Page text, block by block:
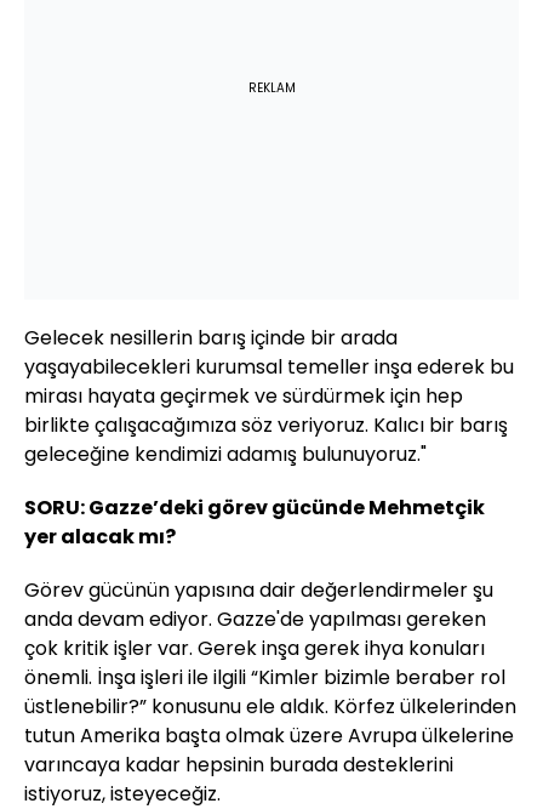
REKLAM
Gelecek nesillerin barış içinde bir arada
yaşayabilecekleri kurumsal temeller inşa ederek bu
mirası hayata geçirmek ve sürdürmek için hep
birlikte çalışacağımıza söz veriyoruz. Kalıcı bir barış
geleceğine kendimizi adamış bulunuyoruz."
SORU: Gazze’deki görev gücünde Mehmetçik
yer alacak mı?
Görev gücünün yapısına dair değerlendirmeler şu
anda devam ediyor. Gazze'de yapılması gereken
çok kritik işler var. Gerek inşa gerek ihya konuları
önemli. İnşa işleri ile ilgili “Kimler bizimle beraber rol
üstlenebilir?” konusunu ele aldık. Körfez ülkelerinden
tutun Amerika başta olmak üzere Avrupa ülkelerine
varıncaya kadar hepsinin burada desteklerini
istiyoruz, isteyeceğiz.